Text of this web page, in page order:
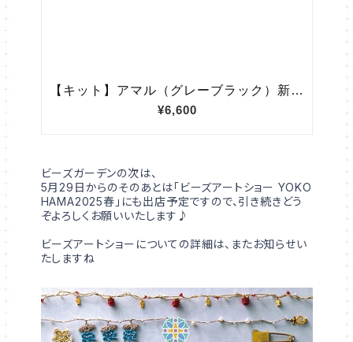
ビーズガーデンの次は、
5月29日からのそのあとは「ビーズアートショー YOKO
HAMA2025春」にも出店予定ですので、引き続きどう
ぞよろしくお願いいたします♪
ビーズアートショーについての詳細は、またお知らせい
たしますね